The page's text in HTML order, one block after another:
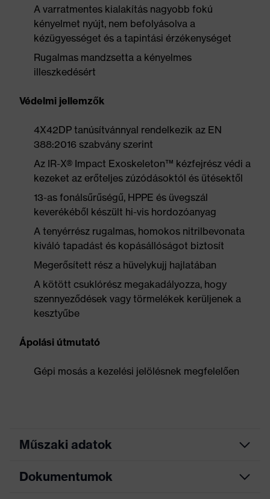
A varratmentes kialakítás nagyobb fokú
kényelmet nyújt, nem befolyásolva a
kézügyességet és a tapintási érzékenységet
Rugalmas mandzsetta a kényelmes
illeszkedésért
Védelmi jellemzők
4X42DP tanúsítvánnyal rendelkezik az EN
388:2016 szabvány szerint
Az IR-X® Impact Exoskeleton™ kézfejrész védi a
kezeket az erőteljes zúzódásoktól és ütésektől
13-as fonálsűrűségű, HPPE és üvegszál
keverékéből készült hi-vis hordozóanyag
A tenyérrész rugalmas, homokos nitrilbevonata
kiváló tapadást és kopásállóságot biztosít
Megerősített rész a hüvelykujj hajlatában
A kötött csuklórész megakadályozza, hogy
szennyeződések vagy törmelékek kerüljenek a
kesztyűbe
Ápolási útmutató
Gépi mosás a kezelési jelölésnek megfelelően
Műszaki adatok
Keresőszín (szűrő)
Dokumentumok